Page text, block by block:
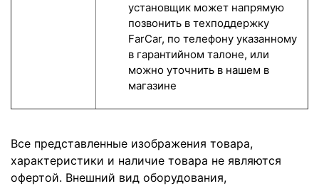
установщик может напрямую
позвонить в техподдержку
FarCar, по телефону указанному
в гарантийном талоне, или
можно уточнить в нашем в
магазине
Все представленные изображения товара,
характеристики и наличие товара не являются
офертой. Внешний вид оборудования,